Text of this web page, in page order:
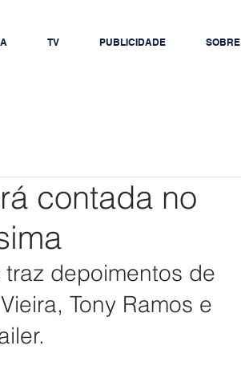
TV PUBLICIDADE SOBRE
contada no
depoimentos de
Tony Ramos e